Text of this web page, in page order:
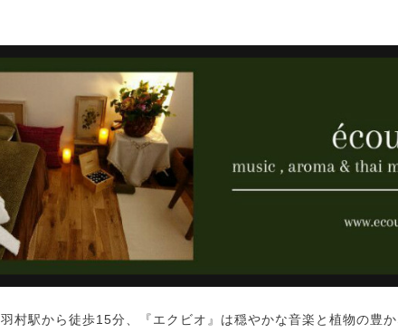
羽村駅から徒歩15分、『エクビオ』は穏やかな音楽と植物の豊か